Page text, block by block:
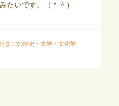
たいです。（＾＾）
まごの歴史・文学・文化学